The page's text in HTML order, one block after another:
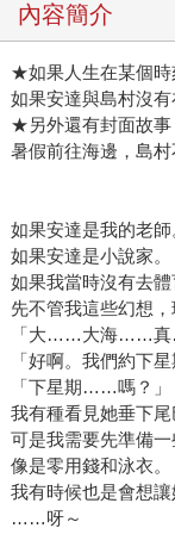
內容簡介
★如果人生在某個時
如果安達與島村沒
★另外還有封面故事
暑假前往海邊，島
如果安達是我的老師
如果安達是小說家。
如果我當時沒有去體
先不管我這些幻想，
「大……大海……真
「好啊。我們約下星
「下星期……嗎？」
我有種看見她垂下尾
可是我需要先準備一
像是零用錢和泳衣。
我有時候也是會想讓
……呀～